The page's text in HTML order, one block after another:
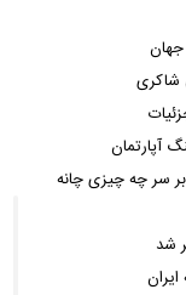
جهان
شاکری
آپارتمان
سر چه چیزی چانه
شد